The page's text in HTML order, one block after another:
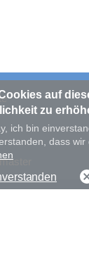
auf
zu
ich bin
dass wir